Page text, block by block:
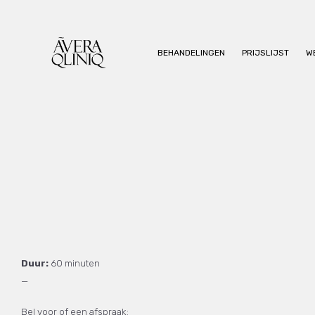
BEHANDELINGEN PRIJSLIJST
Duur: 60 minuten
—
Bel voor of een afspraak: